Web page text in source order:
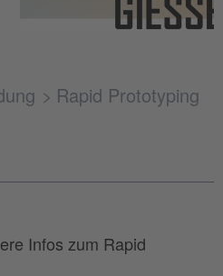
Rapid Prototyping
Infos zum Rapid